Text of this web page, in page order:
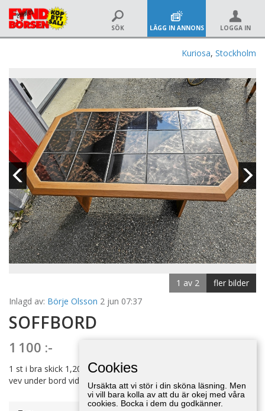
SÖK LÄGG IN ANNONS LOGGA IN
Kuriosa, Stockholm
fler bilder
1 av 2
Inlagd av: Börje Olsson 2 jun 07:37
SOFFBORD
1 100 :-
1 st i bra skick 1,20 långt, 0,75 brett, sedan höj och sänkbart,
vev under bord vid sidan perfekt skick.
Cookies
Ursäkta att vi stör i din sköna läsning. Men
vi vill bara kolla av att du är okej med våra
cookies. Bocka i dem du godkänner.